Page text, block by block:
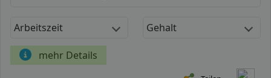
Arbeitszeit Gehalt
mehr Details